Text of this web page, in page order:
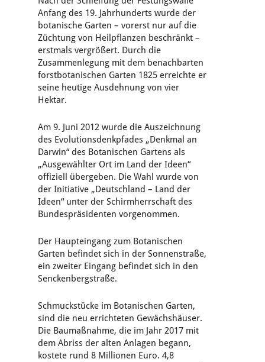
Anfang des 19. Jahrhunderts wurde der
botanische Garten – vorerst nur auf die
Züchtung von Heilpflanzen beschränkt –
erstmals vergrößert. Durch die
Zusammenlegung mit dem benachbarten
forstbotanischen Garten 1825 erreichte er
seine heutige Ausdehnung von vier
Hektar.
Am 9. Juni 2012 wurde die Auszeichnung
des Evolutionsdenkpfades „Denkmal an
Darwin“ des Botanischen Gartens als
„Ausgewählter Ort im Land der Ideen“
offiziell übergeben. Die Wahl wurde von
der Initiative „Deutschland – Land der
Ideen“ unter der Schirmherrschaft des
Bundespräsidenten vorgenommen.
Der Haupteingang zum Botanischen
Garten befindet sich in der Sonnenstraße,
ein zweiter Eingang befindet sich in den
Senckenbergstraße.
Schmuckstücke im Botanischen Garten,
sind die neu errichteten Gewächshäuser.
Die Baumaßnahme, die im Jahr 2017 mit
dem Abriss der alten Anlagen begann,
kostete rund 8 Millionen Euro. 4,8